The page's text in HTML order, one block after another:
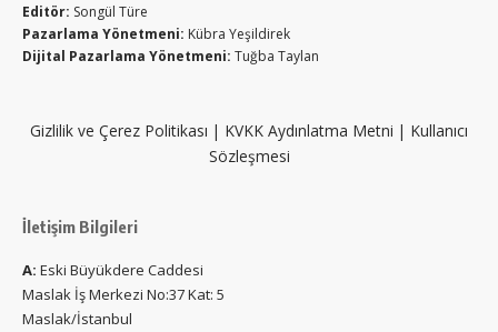
Editör: Songül Türe
Pazarlama Yönetmeni: Kübra Yeşildirek
Dijital Pazarlama Yönetmeni: Tuğba Taylan
Gizlilik ve Çerez Politikası | KVKK Aydınlatma Metni | Kullanıcı
Sözleşmesi
İletişim Bilgileri
A: Eski Büyükdere Caddesi
Maslak İş Merkezi No:37 Kat: 5
Maslak/İstanbul